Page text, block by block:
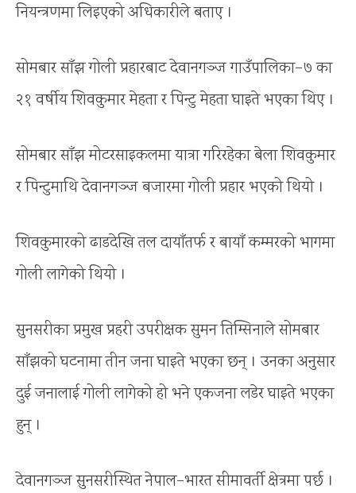
नियन्त्रणमा लिइएको अधिकारीले बताए ।
सोमबार साँझ गोली प्रहारबाट देवानगञ्ज गाउँपालिका–७ का
२१ वर्षीय शिवकुमार मेहता र पिन्टु मेहता घाइते भएका थिए ।
सोमबार साँझ मोटरसाइकलमा यात्रा गरिरहेका बेला शिवकुमार
र पिन्टुमाथि देवानगञ्ज बजारमा गोली प्रहार भएको थियो ।
शिवकुमारको ढाडदेखि तल दायाँतर्फ र बायाँ कम्मरको भागमा
गोली लागेको थियो ।
सुनसरीका प्रमुख प्रहरी उपरीक्षक सुमन तिम्सिनाले सोमबार
साँझको घटनामा तीन जना घाइते भएका छन् । उनका अनुसार
दुई जनालाई गोली लागेको हो भने एकजना लडेर घाइते भएका
हुन् ।
देवानगञ्ज सुनसरीस्थित नेपाल–भारत सीमावर्ती क्षेत्रमा पर्छ ।